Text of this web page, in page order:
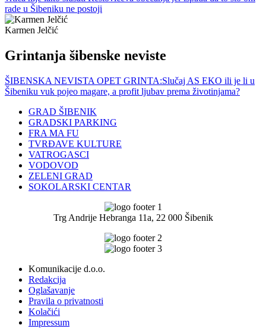
rade u Šibeniku ne postoji
Karmen Jelčić
Grintanja šibenske neviste
ŠIBENSKA NEVISTA OPET GRINTA:Slučaj AS EKO ili je li u
Šibeniku vuk pojeo magare, a profit ljubav prema životinjama?
GRAD ŠIBENIK
GRADSKI PARKING
FRA MA FU
TVRĐAVE KULTURE
VATROGASCI
VODOVOD
ZELENI GRAD
SOKOLARSKI CENTAR
Trg Andrije Hebranga 11a, 22 000 Šibenik
Komunikacije d.o.o.
Redakcija
Oglašavanje
Pravila o privatnosti
Kolačići
Impressum